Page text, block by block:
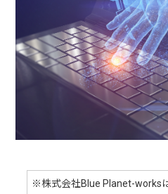
※株式会社Blue Planet-works